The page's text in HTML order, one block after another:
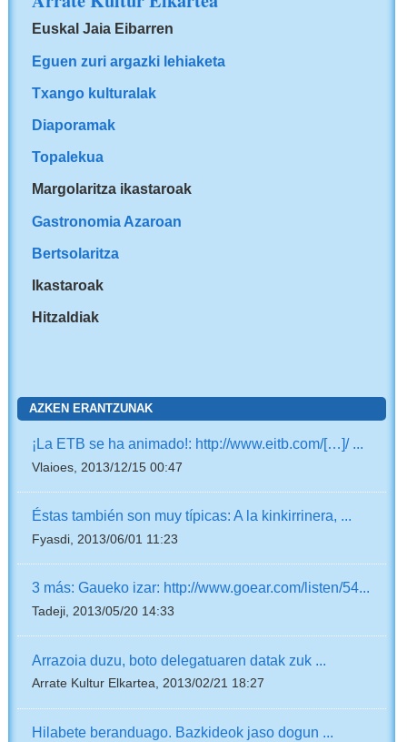
Euskal Jaia Eibarren
Eguen zuri argazki lehiaketa
Txango kulturalak
Diaporamak
Topalekua
Margolaritza ikastaroak
Gastronomia Azaroan
Bertsolaritza
Ikastaroak
Hitzaldiak
AZKEN ERANTZUNAK
¡La ETB se ha animado!: http://www.eitb.com/[…]/ ...
Vlaioes, 2013/12/15 00:47
Éstas también son muy típicas: A la kinkirrinera, ...
Fyasdi, 2013/06/01 11:23
3 más: Gaueko izar: http://www.goear.com/listen/54...
Tadeji, 2013/05/20 14:33
Arrazoia duzu, boto delegatuaren datak zuk ...
Arrate Kultur Elkartea, 2013/02/21 18:27
Hilabete beranduago. Bazkideok jaso dogun ...